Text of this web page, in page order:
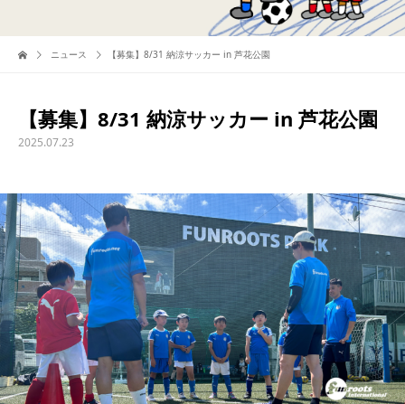
ニュース 【募集】8/31 納涼サッカー in 芦花公園
【募集】8/31 納涼サッカー in 芦花公園
2025.07.23